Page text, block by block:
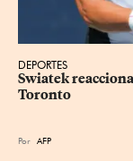
DEPORTES
Swiatek
Toronto
Por AFP